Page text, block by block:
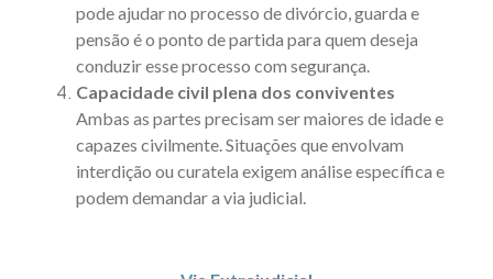
pode ajudar no processo de divórcio, guarda e
pensão é o ponto de partida para quem deseja
conduzir esse processo com segurança.
Capacidade civil plena dos conviventes
Ambas as partes precisam ser maiores de idade e
capazes civilmente. Situações que envolvam
interdição ou curatela exigem análise específica e
podem demandar a via judicial.